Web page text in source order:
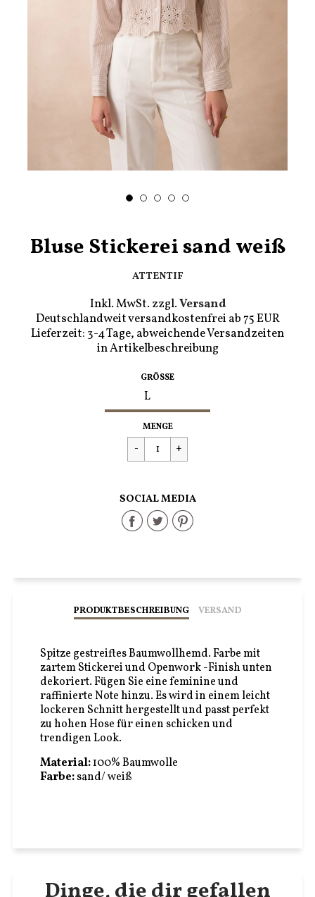
Bluse Stickerei sand weiß
ATTENTIF
Inkl. MwSt. zzgl.Versand
Deutschlandweit versandkostenfrei ab 75 EUR
Lieferzeit: 3-4 Tage, abweichende Versandzeiten
in Artikelbeschreibung
GRÖSSE
Regulärer
Preis
€59,90
MENGE
SOCIAL MEDIA
Share
Facebook
Share
Twitter
Share
Pinterest
PRODUKTBESCHREIBUNG VERSAND
Spitze gestreiftes Baumwollhemd. Farbe mit
zartem Stickerei und Openwork -Finish unten
dekoriert. Fügen Sie eine feminine und
raffinierte Note hinzu. Es wird in einem leicht
lockeren Schnitt hergestellt und passt perfekt
zu hohen Hose für einen schicken und
trendigen Look.
Material:100% Baumwolle
Farbe:sand/ weiß